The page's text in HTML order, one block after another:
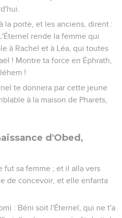
la porte, et les anciens, dirent :
rende la femme qui
à Rachel et à Léa, qui toutes
! Montre ta force en Éphrath,
!
te donnera par cette jeune
à la maison de Pharets,
d'Obed,
fut sa femme ; et il alla vers
de concevoir, et elle enfanta
: Béni soit l'Éternel, qui ne t'a